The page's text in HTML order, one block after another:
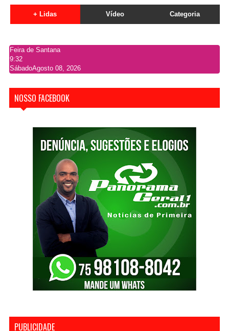
+ Lidas Vídeo Categoria
Feira de Santana
9:32
SábadoAgosto 08, 2026
NOSSO FACEBOOK
PUBLICIDADE